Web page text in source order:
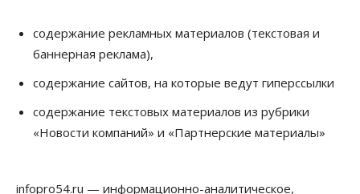
привлекать к разработке новых лекарств в
России
06 Августа 2026, 19:00
Россия построит в Киргизии новый кампус КРСУ:
30 гектаров, 15 тысяч студентов и 30 миллиардов
рублей
Общество
содержание рекламных материалов (текстовая и
баннерная реклама),
содержание сайтов, на которые ведут гиперссылки
содержание текстовых материалов из рубрики
«Новости компаний» и «Партнерские материалы»
infopro54.ru — информационно-аналитическое,